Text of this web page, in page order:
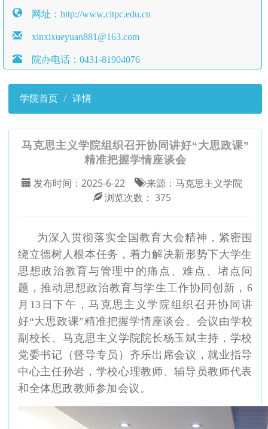
网址：http://www.citpc.edu.cn
xinxixueyuan881@163.com
院办电话：0431-81904076
学院首页 详情
马克思主义学院组织召开协同讲好“大思政课”
精准把握学情座谈会
发布时间： 2025-6-22 来源： 马克思主义学院
浏览次数： 375
为深入贯彻落实全国教育大会精神，紧密围
绕立德树人根本任务，着力解决新形势下大学生
思想政治教育与管理中的痛点、难点、堵点问
题，推动思想政治教育与学生工作协同创新， 6
月13日下午，马克思主义学院组织召开协同讲
好“大思政课”精准把握学情座谈会。会议由学校
副校长、马克思主义学院院长杨玉斌主持，学校
党委书记（督导专员）齐乐出席会议，就业指导
中心主任孙岩，学校心理教师、辅导员教师代表
和全体思政教师参加会议。